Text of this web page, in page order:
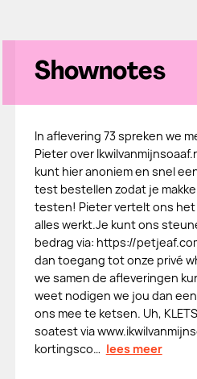
Shownotes
In aflevering 73 spreken we
Pieter over
kunt hier anoniem en snel
test bestellen zodat je
testen! Pieter vertelt ons
alles werkt.Je kunt ons
bedrag via: ⁠⁠https://
dan toegang tot onze privé
we samen de afleveringen
weet nodigen we jou dan
ons mee te ketsen. Uh,
soatest via
kortingsco… lees meer